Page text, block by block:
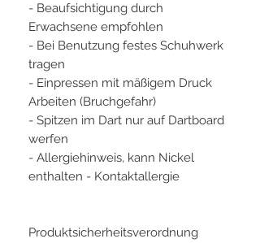
- Beaufsichtigung durch
Erwachsene empfohlen
- Bei Benutzung festes Schuhwerk
tragen
- Einpressen mit mäßigem Druck
Arbeiten (Bruchgefahr)
- Spitzen im Dart nur auf Dartboard
werfen
- Allergiehinweis, kann Nickel
enthalten - Kontaktallergie
Produktsicherheitsverordnung